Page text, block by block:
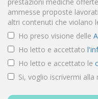
ammesse proposte
altri contenuti che violano
Ho preso visione delle
Ho letto e accettato
Ho letto e accettato le
Si, voglio iscrivermi alla